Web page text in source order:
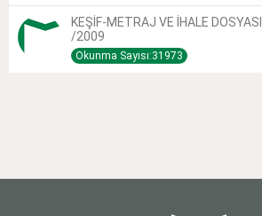
KEŞİF-METRAJ VE İHALE
/2009
Okunma Sayısı:31973